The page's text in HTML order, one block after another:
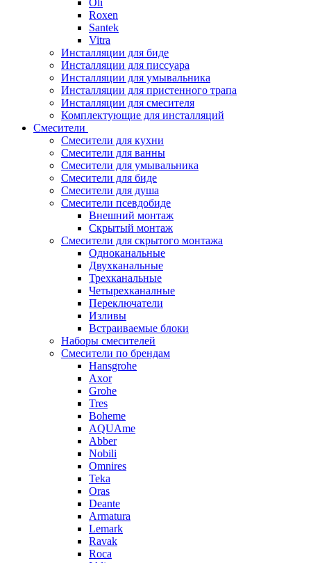
Oli
Roxen
Santek
Vitra
Инсталляции для биде
Инсталляции для писсуара
Инсталляции для умывальника
Инсталляции для пристенного трапа
Инсталляции для смесителя
Комплектующие для инсталляций
Смесители
Смесители для кухни
Смесители для ванны
Смесители для умывальника
Смесители для биде
Смесители для душа
Смесители псевдобиде
Внешний монтаж
Скрытый монтаж
Смесители для скрытого монтажа
Одноканальные
Двухканальные
Трехканальные
Четырехканалные
Переключатели
Изливы
Встраиваемые блоки
Наборы смесителей
Смесители по брендам
Hansgrohe
Axor
Grohe
Tres
Boheme
AQUAme
Abber
Nobili
Omnires
Teka
Oras
Deante
Armatura
Lemark
Ravak
Roca